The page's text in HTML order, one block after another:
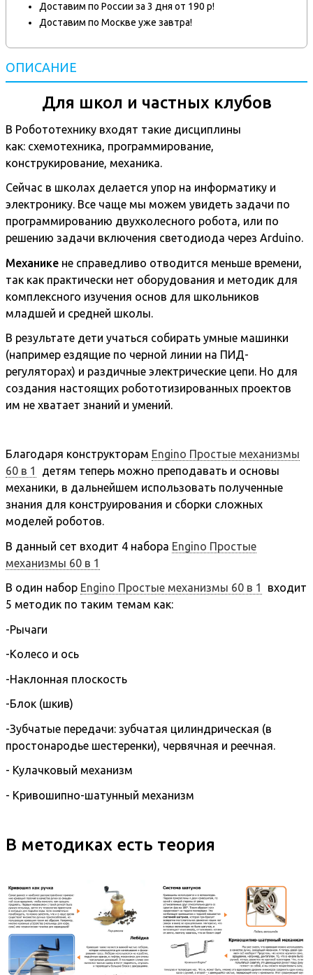
Доставим по России за 3 дня от 190 р!
Доставим по Москве уже завтра!
ОПИСАНИЕ
Для школ и частных клубов
В Робототехнику входят такие дисциплины
как: схемотехника, программирование,
конструкирование, механика.
Сейчас в школах делается упор на информатику и
электронику. Все чаще мы можем увидеть задачи по
программированию двухколесного робота, или по
решению задачи включения светодиода через Arduino.
Механике не справедливо отводится меньше времени,
так как практически нет оборудования и методик для
комплексного изучения основ для школьников
младшей и средней школы.
В результате дети учаться собирать умные машинки
(например ездящие по черной линии на ПИД-
регуляторах) и раздичные электрические цепи. Но для
создания настоящих робототизированных проектов
им не хватает знаний и умений.
Благодаря конструкторам Engino Простые механизмы
60 в 1
детям теперь можно преподавать и основы
механики, в дальнейшем использовать полученные
знания для конструирования и сборки сложных
моделей роботов.
В данный сет входит 4 набора Engino Простые
механизмы 60 в 1
В один набор Engino Простые механизмы 60 в 1
входит
5 методик по таким темам как:
-Рычаги
-Колесо и ось
-Наклонная плоскость
-Блок (шкив)
-Зубчатые передачи: зубчатая цилиндрическая (в
простонародье шестеренки), червячная и реечная.
- Кулачковый механизм
- Кривошипно-шатунный механизм
В методиках есть теория